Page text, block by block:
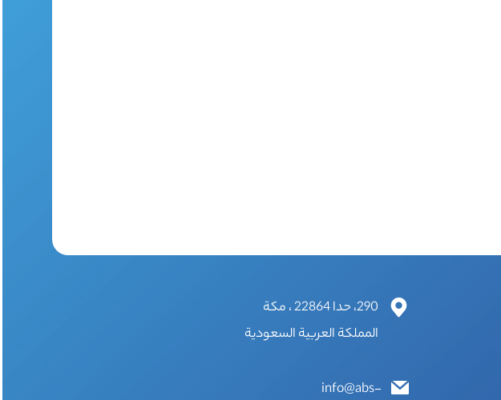
290، حدا 22864 ، مكة
المملكة العربية السعودية
info@abs-